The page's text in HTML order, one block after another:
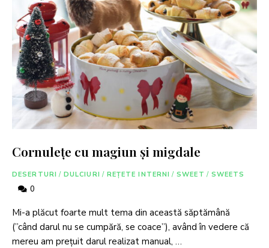
Cornulețe cu magiun și migdale
DESERTURI / DULCIURI / REȚETE INTERNI / SWEET / SWEETS
0
Mi-a plăcut foarte mult tema din această săptămână
(”când darul nu se cumpără, se coace”), având în vedere că
mereu am prețuit darul realizat manual, …